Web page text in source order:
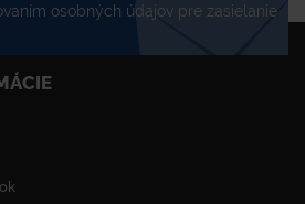
osobných údajov pre zasielanie